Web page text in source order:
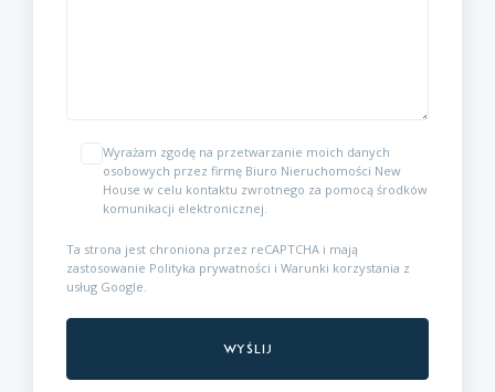
Wyrażam zgodę na przetwarzanie moich danych
osobowych przez firmę Biuro Nieruchomości New
House w celu kontaktu zwrotnego za pomocą środków
komunikacji elektronicznej.
Ta strona jest chroniona przez reCAPTCHA i mają
zastosowanie Polityka prywatności i Warunki korzystania z
usług Google.